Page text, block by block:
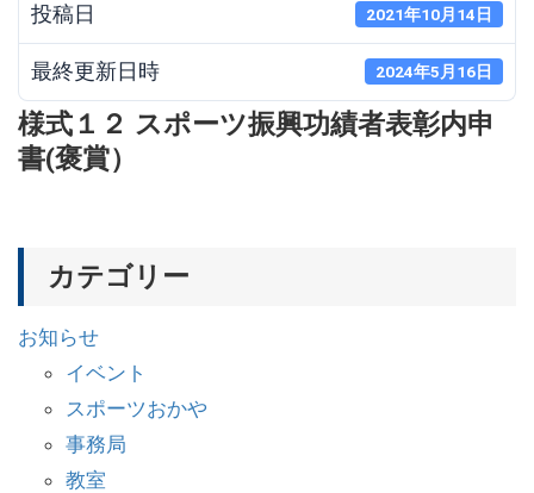
投稿日 2021年10月14日
最終更新日時 2024年5月16日
様式１２ スポーツ振興功績者表彰内申
書(褒賞）
カテゴリー
お知らせ
イベント
スポーツおかや
事務局
教室